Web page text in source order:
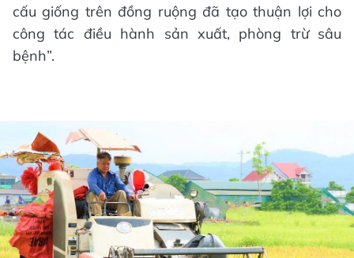
cấu giống trên đồng ruộng đã tạo thuận lợi cho
công tác điều hành sản xuất, phòng trừ sâu
bệnh”.